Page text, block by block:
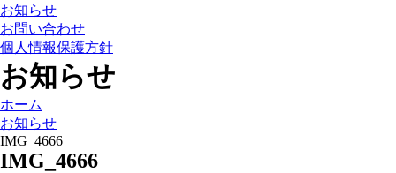
お知らせ
お問い合わせ
個人情報保護方針
お知らせ
ホーム
お知らせ
IMG_4666
IMG_4666